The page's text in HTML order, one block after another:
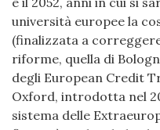
università europee la
(finalizzata a
riforme, quella di
degli European Credit
Oxford, introdotta nel
sistema delle